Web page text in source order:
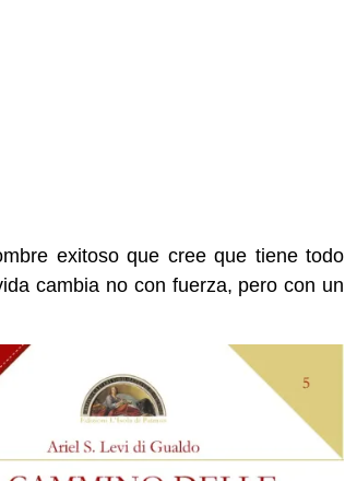
exitoso que cree que tiene todo
cambia no con fuerza, pero con un